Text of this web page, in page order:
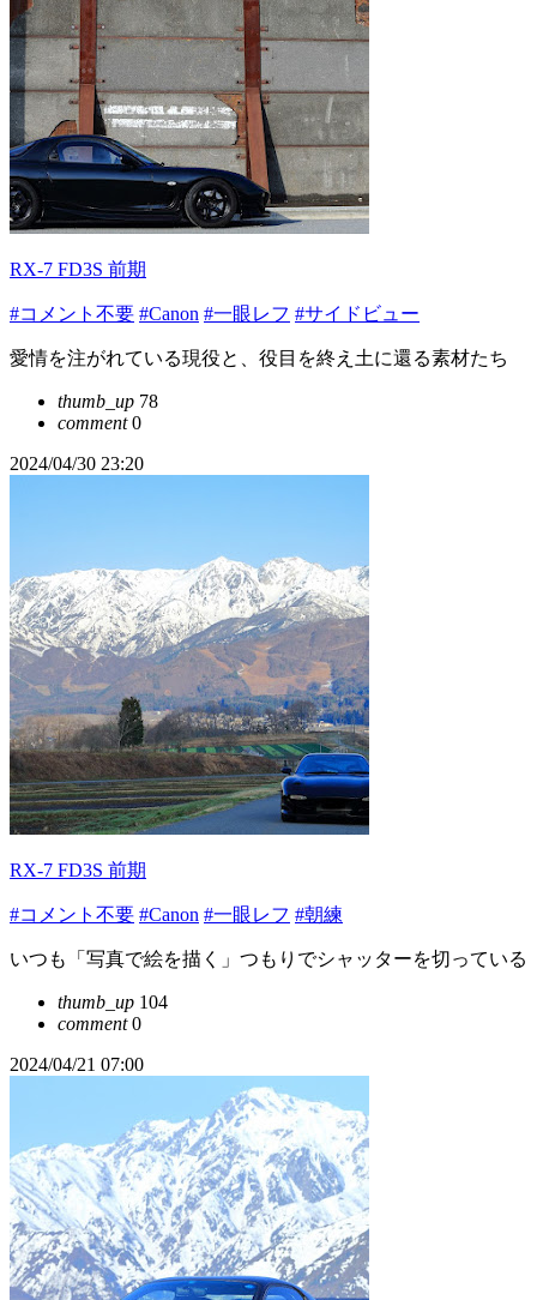
RX-7 FD3S 前期
#コメント不要 #Canon #一眼レフ #サイドビュー
愛情を注がれている現役と、役目を終え土に還る素材たち
thumb_up 78
comment0
2024/04/30 23:20
RX-7 FD3S 前期
#コメント不要 #Canon #一眼レフ #朝練
いつも「写真で絵を描く」つもりでシャッターを切っている
thumb_up 104
comment0
2024/04/21 07:00